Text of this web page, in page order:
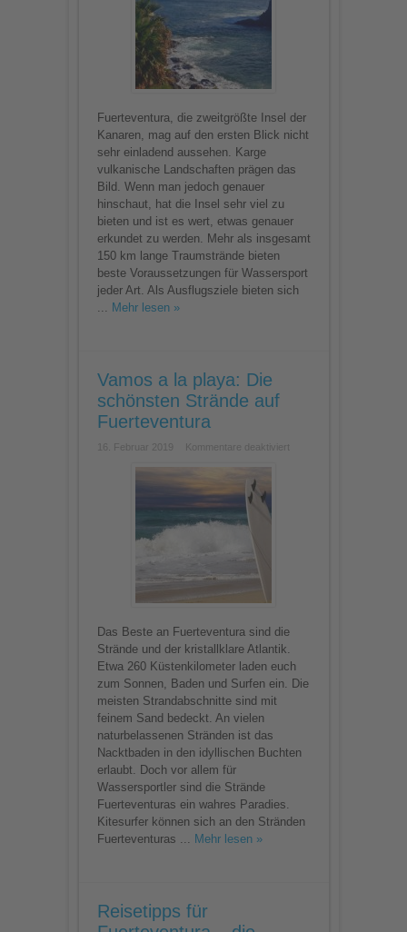
Fuerteventura, die zweitgrößte Insel der
Kanaren, mag auf den ersten Blick nicht
sehr einladend aussehen. Karge
vulkanische Landschaften prägen das
Bild. Wenn man jedoch genauer
hinschaut, hat die Insel sehr viel zu
bieten und ist es wert, etwas genauer
erkundet zu werden. Mehr als insgesamt
150 km lange Traumstrände bieten
beste Voraussetzungen für Wassersport
jeder Art. Als Ausflugsziele bieten sich
Mehr lesen »
Vamos a la playa: Die
schönsten Strände auf
Fuerteventura
16. Februar 2019 Kommentare deaktiviertfür
Das Beste an Fuerteventura sind die
Strände und der kristallklare Atlantik.
Etwa 260 Küstenkilometer laden euch
zum Sonnen, Baden und Surfen ein. Die
meisten Strandabschnitte sind mit
feinem Sand bedeckt. An vielen
naturbelassenen Stränden ist das
Nacktbaden in den idyllischen Buchten
erlaubt. Doch vor allem für
Wassersportler sind die Strände
Fuerteventuras ein wahres Paradies.
Kitesurfer können sich an den Stränden
Fuerteventuras ...
Mehr lesen »
Reisetipps für